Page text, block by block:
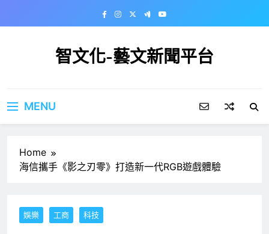
智文化-藝文新聞平台
MENU
Home
海信攜手《影之刃零》打造新一代RGB遊戲體驗
娛樂 工商 科技